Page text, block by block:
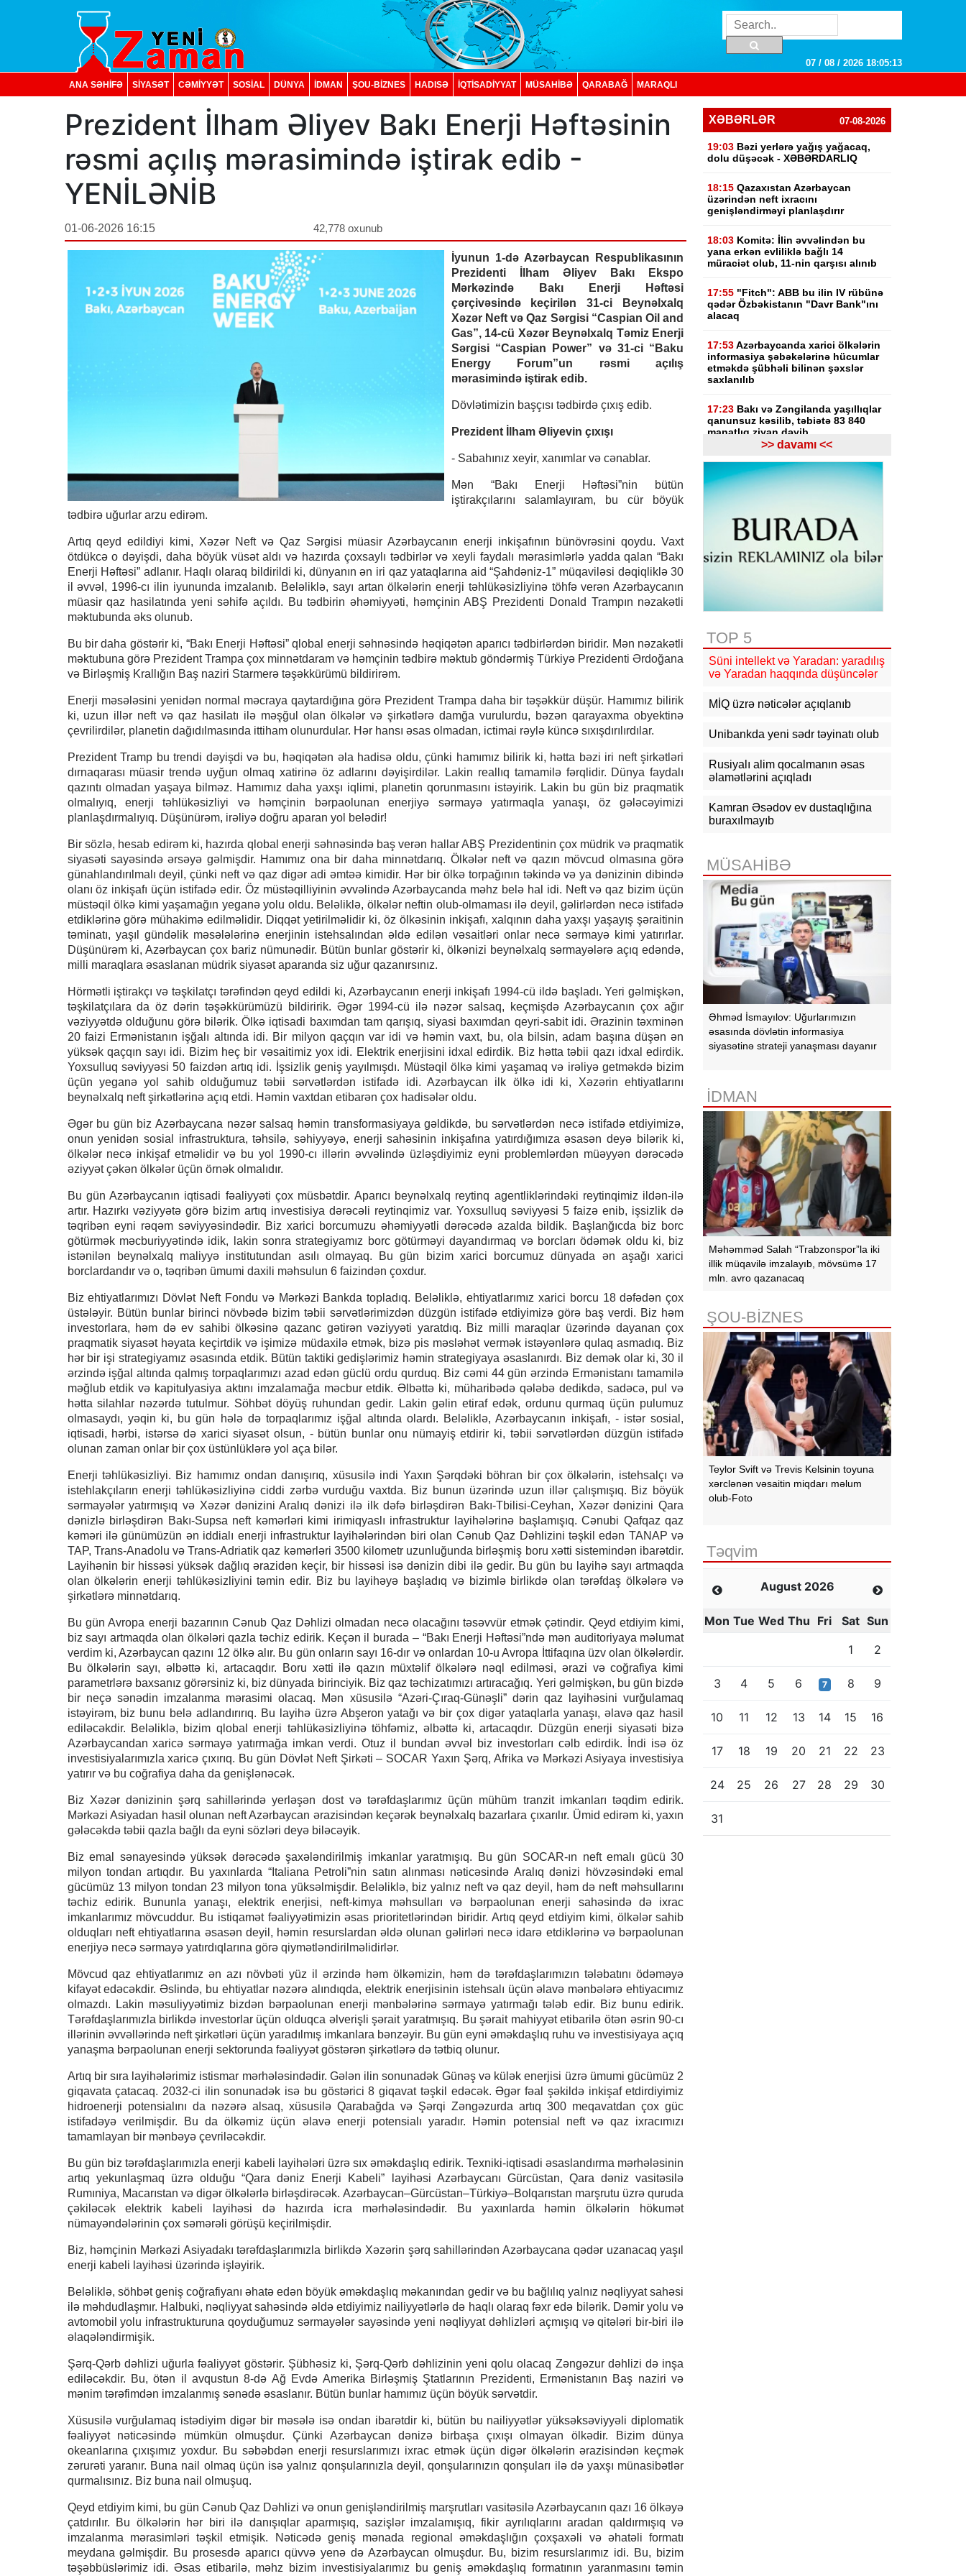
07 / 08 / 2026 18:05:14
ANA SƏHİFƏ SİYASƏT CƏMİYYƏT SOSIAL DÜNYA İDMAN ŞOU-BİZNES HADISƏ İQTISADIYYAT MÜSAHİBƏ QARABAĞ MARAQLI
Prezident İlham Əliyev Bakı Enerji Həftəsinin
rəsmi açılış mərasimində iştirak edib -
YENİLƏNİB
01-06-2026 16:15 42,778 oxunub
İyunun 1-də Azərbaycan Respublikasının
Prezidenti İlham Əliyev Bakı Ekspo
Mərkəzində Bakı Enerji Həftəsi
çərçivəsində keçirilən 31-ci Beynəlxalq
Xəzər Neft və Qaz Sərgisi “Caspian Oil and
Gas”, 14-cü Xəzər Beynəlxalq Təmiz Enerji
Sərgisi “Caspian Power” və 31-ci “Baku
Energy Forum”un rəsmi açılış
mərasimində iştirak edib.
Dövlətimizin başçısı tədbirdə çıxış edib.
Prezident İlham Əliyevin çıxışı
- Sabahınız xeyir, xanımlar və cənablar.
Mən “Bakı Enerji Həftəsi”nin bütün
iştirakçılarını salamlayıram, bu cür böyük
tədbirə uğurlar arzu edirəm.
Artıq qeyd edildiyi kimi, Xəzər Neft və Qaz Sərgisi müasir Azərbaycanın enerji inkişafının bünövrəsini qoydu. Vaxt
ötdükcə o dəyişdi, daha böyük vüsət aldı və hazırda çoxsaylı tədbirlər və xeyli faydalı mərasimlərlə yadda qalan “Bakı
Enerji Həftəsi” adlanır. Haqlı olaraq bildirildi ki, dünyanın ən iri qaz yataqlarına aid “Şahdəniz-1” müqaviləsi dəqiqliklə 30
il əvvəl, 1996-cı ilin iyununda imzalanıb. Beləliklə, sayı artan ölkələrin enerji təhlükəsizliyinə töhfə verən Azərbaycanın
müasir qaz hasilatında yeni səhifə açıldı. Bu tədbirin əhəmiyyəti, həmçinin ABŞ Prezidenti Donald Trampın nəzakətli
məktubunda əks olunub.
Bu bir daha göstərir ki, “Bakı Enerji Həftəsi” qlobal enerji səhnəsində həqiqətən aparıcı tədbirlərdən biridir. Mən nəzakətli
məktubuna görə Prezident Trampa çox minnətdaram və həmçinin tədbirə məktub göndərmiş Türkiyə Prezidenti Ərdoğana
və Birləşmiş Krallığın Baş naziri Starmerə təşəkkürümü bildirirəm.
Enerji məsələsini yenidən normal məcraya qaytardığına görə Prezident Trampa daha bir təşəkkür düşür. Hamımız bilirik
ki, uzun illər neft və qaz hasilatı ilə məşğul olan ölkələr və şirkətlərə damğa vurulurdu, bəzən qarayaxma obyektinə
çevrilirdilər, planetin dağıdılmasında ittiham olunurdular. Hər hansı əsas olmadan, ictimai rəylə küncə sıxışdırılırdılar.
Prezident Tramp bu trendi dəyişdi və bu, həqiqətən əla hadisə oldu, çünki hamımız bilirik ki, hətta bəzi iri neft şirkətləri
dırnaqarası müasir trendə uyğun olmaq xatirinə öz adlarını dəyişirdilər. Lakin reallıq tamamilə fərqlidir. Dünya faydalı
qazıntı olmadan yaşaya bilməz. Hamımız daha yaxşı iqlimi, planetin qorunmasını istəyirik. Lakin bu gün biz praqmatik
olmalıyıq, enerji təhlükəsizliyi və həmçinin bərpaolunan enerjiyə sərmayə yatırmaqla yanaşı, öz gələcəyimizi
planlaşdırmalıyıq. Düşünürəm, irəliyə doğru aparan yol belədir!
Bir sözlə, hesab edirəm ki, hazırda qlobal enerji səhnəsində baş verən hallar ABŞ Prezidentinin çox müdrik və praqmatik
siyasəti sayəsində ərsəyə gəlmişdir. Hamımız ona bir daha minnətdarıq. Ölkələr neft və qazın mövcud olmasına görə
günahlandırılmalı deyil, çünki neft və qaz digər adi əmtəə kimidir. Hər bir ölkə torpağının təkində və ya dənizinin dibində
olanı öz inkişafı üçün istifadə edir. Öz müstəqilliyinin əvvəlində Azərbaycanda məhz belə hal idi. Neft və qaz bizim üçün
müstəqil ölkə kimi yaşamağın yeganə yolu oldu. Beləliklə, ölkələr neftin olub-olmaması ilə deyil, gəlirlərdən necə istifadə
etdiklərinə görə mühakimə edilməlidir. Diqqət yetirilməlidir ki, öz ölkəsinin inkişafı, xalqının daha yaxşı yaşayış şəraitinin
təminatı, yaşıl gündəlik məsələlərinə enerjinin istehsalından əldə edilən vəsaitləri onlar necə sərmayə kimi yatırırlar.
Düşünürəm ki, Azərbaycan çox bariz nümunədir. Bütün bunlar göstərir ki, ölkənizi beynəlxalq sərmayələrə açıq edəndə,
milli maraqlara əsaslanan müdrik siyasət aparanda siz uğur qazanırsınız.
Hörmətli iştirakçı və təşkilatçı tərəfindən qeyd edildi ki, Azərbaycanın enerji inkişafı 1994-cü ildə başladı. Yeri gəlmişkən,
təşkilatçılara da öz dərin təşəkkürümüzü bildiririk. Əgər 1994-cü ilə nəzər salsaq, keçmişdə Azərbaycanın çox ağır
vəziyyətdə olduğunu görə bilərik. Ölkə iqtisadi baxımdan tam qarışıq, siyasi baxımdan qeyri-sabit idi. Ərazinin təxminən
20 faizi Ermənistanın işğalı altında idi. Bir milyon qaçqın var idi və həmin vaxt, bu, ola bilsin, adam başına düşən ən
yüksək qaçqın sayı idi. Bizim heç bir vəsaitimiz yox idi. Elektrik enerjisini idxal edirdik. Biz hətta təbii qazı idxal edirdik.
Yoxsulluq səviyyəsi 50 faizdən artıq idi. İşsizlik geniş yayılmışdı. Müstəqil ölkə kimi yaşamaq və irəliyə getməkdə bizim
üçün yeganə yol sahib olduğumuz təbii sərvətlərdən istifadə idi. Azərbaycan ilk ölkə idi ki, Xəzərin ehtiyatlarını
beynəlxalq neft şirkətlərinə açıq etdi. Həmin vaxtdan etibarən çox hadisələr oldu.
Əgər bu gün biz Azərbaycana nəzər salsaq həmin transformasiyaya gəldikdə, bu sərvətlərdən necə istifadə etdiyimizə,
onun yenidən sosial infrastruktura, təhsilə, səhiyyəyə, enerji sahəsinin inkişafına yatırdığımıza əsasən deyə bilərik ki,
ölkələr necə inkişaf etməlidir və bu yol 1990-cı illərin əvvəlində üzləşdiyimiz eyni problemlərdən müəyyən dərəcədə
əziyyət çəkən ölkələr üçün örnək olmalıdır.
Bu gün Azərbaycanın iqtisadi fəaliyyəti çox müsbətdir. Aparıcı beynəlxalq reytinq agentliklərindəki reytinqimiz ildən-ilə
artır. Hazırkı vəziyyətə görə bizim artıq investisiya dərəcəli reytinqimiz var. Yoxsulluq səviyyəsi 5 faizə enib, işsizlik də
təqribən eyni rəqəm səviyyəsindədir. Biz xarici borcumuzu əhəmiyyətli dərəcədə azalda bildik. Başlanğıcda biz borc
götürmək məcburiyyətində idik, lakin sonra strategiyamız borc götürməyi dayandırmaq və borcları ödəmək oldu ki, biz
istənilən beynəlxalq maliyyə institutundan asılı olmayaq. Bu gün bizim xarici borcumuz dünyada ən aşağı xarici
borclardandır və o, təqribən ümumi daxili məhsulun 6 faizindən çoxdur.
Biz ehtiyatlarımızı Dövlət Neft Fondu və Mərkəzi Bankda topladıq. Beləliklə, ehtiyatlarımız xarici borcu 18 dəfədən çox
üstələyir. Bütün bunlar birinci növbədə bizim təbii sərvətlərimizdən düzgün istifadə etdiyimizə görə baş verdi. Biz həm
investorlara, həm də ev sahibi ölkəsinə qazanc gətirən vəziyyəti yaratdıq. Biz milli maraqlar üzərində dayanan çox
praqmatik siyasət həyata keçirtdik və işimizə müdaxilə etmək, bizə pis məsləhət vermək istəyənlərə qulaq asmadıq. Biz
hər bir işi strategiyamız əsasında etdik. Bütün taktiki gedişlərimiz həmin strategiyaya əsaslanırdı. Biz demək olar ki, 30 il
ərzində işğal altında qalmış torpaqlarımızı azad edən güclü ordu qurduq. Biz cəmi 44 gün ərzində Ermənistanı tamamilə
məğlub etdik və kapitulyasiya aktını imzalamağa məcbur etdik. Əlbəttə ki, müharibədə qələbə dedikdə, sadəcə, pul və
hətta silahlar nəzərdə tutulmur. Söhbət döyüş ruhundan gedir. Lakin gəlin etiraf edək, ordunu qurmaq üçün pulumuz
olmasaydı, yəqin ki, bu gün hələ də torpaqlarımız işğal altında olardı. Beləliklə, Azərbaycanın inkişafı, - istər sosial,
iqtisadi, hərbi, istərsə də xarici siyasət olsun, - bütün bunlar onu nümayiş etdirir ki, təbii sərvətlərdən düzgün istifadə
olunan zaman onlar bir çox üstünlüklərə yol aça bilər.
Enerji təhlükəsizliyi. Biz hamımız ondan danışırıq, xüsusilə indi Yaxın Şərqdəki böhran bir çox ölkələrin, istehsalçı və
istehlakçıların enerji təhlükəsizliyinə ciddi zərbə vurduğu vaxtda. Biz bunun üzərində uzun illər çalışmışıq. Biz böyük
sərmayələr yatırmışıq və Xəzər dənizini Aralıq dənizi ilə ilk dəfə birləşdirən Bakı-Tbilisi-Ceyhan, Xəzər dənizini Qara
dənizlə birləşdirən Bakı-Supsa neft kəmərləri kimi irimiqyaslı infrastruktur layihələrinə başlamışıq. Cənubi Qafqaz qaz
kəməri ilə günümüzün ən iddialı enerji infrastruktur layihələrindən biri olan Cənub Qaz Dəhlizini təşkil edən TANAP və
TAP, Trans-Anadolu və Trans-Adriatik qaz kəmərləri 3500 kilometr uzunluğunda birləşmiş boru xətti sistemindən ibarətdir.
Layihənin bir hissəsi yüksək dağlıq ərazidən keçir, bir hissəsi isə dənizin dibi ilə gedir. Bu gün bu layihə sayı artmaqda
olan ölkələrin enerji təhlükəsizliyini təmin edir. Biz bu layihəyə başladıq və bizimlə birlikdə olan tərəfdaş ölkələrə və
şirkətlərə minnətdarıq.
Bu gün Avropa enerji bazarının Cənub Qaz Dəhlizi olmadan necə olacağını təsəvvür etmək çətindir. Qeyd etdiyim kimi,
biz sayı artmaqda olan ölkələri qazla təchiz edirik. Keçən il burada – “Bakı Enerji Həftəsi”ndə mən auditoriyaya məlumat
verdim ki, Azərbaycan qazını 12 ölkə alır. Bu gün onların sayı 16-dır və onlardan 10-u Avropa İttifaqına üzv olan ölkələrdir.
Bu ölkələrin sayı, əlbəttə ki, artacaqdır. Boru xətti ilə qazın müxtəlif ölkələrə nəql edilməsi, ərazi və coğrafiya kimi
parametrlərə baxsanız görərsiniz ki, biz dünyada birinciyik. Biz qaz təchizatımızı artıracağıq. Yeri gəlmişkən, bu gün bizdə
bir neçə sənədin imzalanma mərasimi olacaq. Mən xüsusilə “Azəri-Çıraq-Günəşli” dərin qaz layihəsini vurğulamaq
istəyirəm, biz bunu belə adlandırırıq. Bu layihə üzrə Abşeron yatağı və bir çox digər yataqlarla yanaşı, əlavə qaz hasil
ediləcəkdir. Beləliklə, bizim qlobal enerji təhlükəsizliyinə töhfəmiz, əlbəttə ki, artacaqdır. Düzgün enerji siyasəti bizə
Azərbaycandan xaricə sərmayə yatırmağa imkan verdi. Otuz il bundan əvvəl biz investorları cəlb edirdik. İndi isə öz
investisiyalarımızla xaricə çıxırıq. Bu gün Dövlət Neft Şirkəti – SOCAR Yaxın Şərq, Afrika və Mərkəzi Asiyaya investisiya
yatırır və bu coğrafiya daha da genişlənəcək.
Biz Xəzər dənizinin şərq sahillərində yerləşən dost və tərəfdaşlarımız üçün mühüm tranzit imkanları təqdim edirik.
Mərkəzi Asiyadan hasil olunan neft Azərbaycan ərazisindən keçərək beynəlxalq bazarlara çıxarılır. Ümid edirəm ki, yaxın
gələcəkdə təbii qazla bağlı da eyni sözləri deyə biləcəyik.
Biz emal sənayesində yüksək dərəcədə şaxələndirilmiş imkanlar yaratmışıq. Bu gün SOCAR-ın neft emalı gücü 30
milyon tondan artıqdır. Bu yaxınlarda “Italiana Petroli”nin satın alınması nəticəsində Aralıq dənizi hövzəsindəki emal
gücümüz 13 milyon tondan 23 milyon tona yüksəlmişdir. Beləliklə, biz yalnız neft və qaz deyil, həm də neft məhsullarını
təchiz edirik. Bununla yanaşı, elektrik enerjisi, neft-kimya məhsulları və bərpaolunan enerji sahəsində də ixrac
imkanlarımız mövcuddur. Bu istiqamət fəaliyyətimizin əsas prioritetlərindən biridir. Artıq qeyd etdiyim kimi, ölkələr sahib
olduqları neft ehtiyatlarına əsasən deyil, həmin resurslardan əldə olunan gəlirləri necə idarə etdiklərinə və bərpaolunan
enerjiyə necə sərmayə yatırdıqlarına görə qiymətləndirilməlidirlər.
Mövcud qaz ehtiyatlarımız ən azı növbəti yüz il ərzində həm ölkəmizin, həm də tərəfdaşlarımızın tələbatını ödəməyə
kifayət edəcəkdir. Əslində, bu ehtiyatlar nəzərə alındıqda, elektrik enerjisinin istehsalı üçün əlavə mənbələrə ehtiyacımız
olmazdı. Lakin məsuliyyətimiz bizdən bərpaolunan enerji mənbələrinə sərmayə yatırmağı tələb edir. Biz bunu edirik.
Tərəfdaşlarımızla birlikdə investorlar üçün olduqca əlverişli şərait yaratmışıq. Bu şərait mahiyyət etibarilə ötən əsrin 90-cı
illərinin əvvəllərində neft şirkətləri üçün yaradılmış imkanlara bənzəyir. Bu gün eyni əməkdaşlıq ruhu və investisiyaya açıq
yanaşma bərpaolunan enerji sektorunda fəaliyyət göstərən şirkətlərə də tətbiq olunur.
Artıq bir sıra layihələrimiz istismar mərhələsindədir. Gələn ilin sonunadək Günəş və külək enerjisi üzrə ümumi gücümüz 2
giqavata çatacaq. 2032-ci ilin sonunadək isə bu göstərici 8 giqavat təşkil edəcək. Əgər fəal şəkildə inkişaf etdirdiyimiz
hidroenerji potensialını da nəzərə alsaq, xüsusilə Qarabağda və Şərqi Zəngəzurda artıq 300 meqavatdan çox güc
istifadəyə verilmişdir. Bu da ölkəmiz üçün əlavə enerji potensialı yaradır. Həmin potensial neft və qaz ixracımızı
tamamlayan bir mənbəyə çevriləcəkdir.
Bu gün biz tərəfdaşlarımızla enerji kabeli layihələri üzrə sıx əməkdaşlıq edirik. Texniki-iqtisadi əsaslandırma mərhələsinin
artıq yekunlaşmaq üzrə olduğu “Qara dəniz Enerji Kabeli” layihəsi Azərbaycanı Gürcüstan, Qara dəniz vasitəsilə
Rumıniya, Macarıstan və digər ölkələrlə birləşdirəcək. Azərbaycan–Gürcüstan–Türkiyə–Bolqarıstan marşrutu üzrə quruda
çəkiləcək elektrik kabeli layihəsi də hazırda icra mərhələsindədir. Bu yaxınlarda həmin ölkələrin hökumət
nümayəndələrinin çox səmərəli görüşü keçirilmişdir.
Biz, həmçinin Mərkəzi Asiyadakı tərəfdaşlarımızla birlikdə Xəzərin şərq sahillərindən Azərbaycana qədər uzanacaq yaşıl
enerji kabeli layihəsi üzərində işləyirik.
Beləliklə, söhbət geniş coğrafiyanı əhatə edən böyük əməkdaşlıq məkanından gedir və bu bağlılıq yalnız nəqliyyat sahəsi
ilə məhdudlaşmır. Halbuki, nəqliyyat sahəsində əldə etdiyimiz nailiyyətlərlə də haqlı olaraq fəxr edə bilərik. Dəmir yolu və
avtomobil yolu infrastrukturuna qoyduğumuz sərmayələr sayəsində yeni nəqliyyat dəhlizləri açmışıq və qitələri bir-biri ilə
əlaqələndirmişik.
Şərq-Qərb dəhlizi uğurla fəaliyyət göstərir. Şübhəsiz ki, Şərq-Qərb dəhlizinin yeni qolu olacaq Zəngəzur dəhlizi də inşa
ediləcəkdir. Bu, ötən il avqustun 8-də Ağ Evdə Amerika Birləşmiş Ştatlarının Prezidenti, Ermənistanın Baş naziri və
mənim tərəfimdən imzalanmış sənədə əsaslanır. Bütün bunlar hamımız üçün böyük sərvətdir.
Xüsusilə vurğulamaq istədiyim digər bir məsələ isə ondan ibarətdir ki, bütün bu nailiyyətlər yüksəksəviyyəli diplomatik
fəaliyyət nəticəsində mümkün olmuşdur. Çünki Azərbaycan dənizə birbaşa çıxışı olmayan ölkədir. Bizim dünya
okeanlarına çıxışımız yoxdur. Bu səbəbdən enerji resurslarımızı ixrac etmək üçün digər ölkələrin ərazisindən keçmək
zərurəti yaranır. Buna nail olmaq üçün isə yalnız qonşularınızla deyil, qonşularınızın qonşuları ilə də yaxşı münasibətlər
qurmalısınız. Biz buna nail olmuşuq.
Qeyd etdiyim kimi, bu gün Cənub Qaz Dəhlizi və onun genişləndirilmiş marşrutları vasitəsilə Azərbaycanın qazı 16 ölkəyə
çatdırılır. Bu ölkələrin hər biri ilə danışıqlar aparmışıq, sazişlər imzalamışıq, fikir ayrılıqlarını aradan qaldırmışıq və
imzalanma mərasimləri təşkil etmişik. Nəticədə geniş mənada regional əməkdaşlığın çoxşaxəli və əhatəli formatı
meydana gəlmişdir. Bu prosesdə aparıcı qüvvə yenə də Azərbaycan olmuşdur. Bu, bizim resurslarımız idi. Bu, bizim
təşəbbüslərimiz idi. Əsas etibarilə, məhz bizim investisiyalarımız bu geniş əməkdaşlıq formatının yaranmasını təmin
XƏBƏRLƏR 07-08-2026
19:03 Bəzi yerlərə yağış yağacaq,
dolu düşəcək - XƏBƏRDARLIQ
18:15 Qazaxıstan Azərbaycan
üzərindən neft ixracını
genişləndirməyi planlaşdırır
18:03 Komitə: İlin əvvəlindən bu
yana erkən evliliklə bağlı 14
müraciət olub, 11-nin qarşısı alınıb
17:55 "Fitch": ABB bu ilin IV rübünə
qədər Özbəkistanın "Davr Bank"ını
alacaq
17:53 Azərbaycanda xarici ölkələrin
informasiya şəbəkələrinə hücumlar
etməkdə şübhəli bilinən şəxslər
saxlanılıb
17:23 Bakı və Zəngilanda yaşıllıqlar
qanunsuz kəsilib, təbiətə 83 840
manatlıq ziyan dəyib
17:09 Bakıda estetik əməliyyatdan
sonra pasiyentin ölüm faktı üzrə
araşdırma başlayıb
aldadan şəxs saxlanılıb
16:39 Səfərbərlik Xidmətinin
rüşvətlə bağlı həbs olunan 3
16:10 Jurnalistika ixtisası üzrə
qabiliyyət imtahanının nəticələri
açıqlanıb
15:50 Ədliyyə naziri Lerik rayonunda
vətəndaşları qəbul edib
15:24 Bakının mərkəzində 3
söndürülüb, 2 nəfər tüstüdən
zəhərlənib
15:02 Ukrayna aqrar sektora yardım
üçün Aİ-dən 220 milyon avro istəyir
və Pakistan Məkkə Sazişini
imzalayıb: Üzvlərdən birinə hücum
hamısına hücum sayılacaq
>> davamı <<
TOP 5
Süni intellekt və Yaradan: yaradılış
və Yaradan haqqında düşüncələr
MİQ üzrə nəticələr açıqlanıb
Unibankda yeni sədr təyinatı olub
Rusiyalı alim qocalmanın əsas
əlamətlərini açıqladı
Kamran Əsədov ev dustaqlığına
buraxılmayıb
MÜSAHİBƏ
Əhməd İsmayılov: Uğurlarımızın
əsasında dövlətin informasiya
siyasətinə strateji yanaşması dayanır
İDMAN
Məhəmməd Salah “Trabzonspor”la iki
illik müqavilə imzalayıb, mövsümə 17
mln. avro qazanacaq
ŞOU-BİZNES
Teylor Svift və Trevis Kelsinin toyuna
xərclənən vəsaitin miqdarı məlum
olub-Foto
Təqvim
August 2026
Mon Tue Wed Thu Fri Sat Sun
1
2
3 4 5 6 7 8 9
10 11 12 13 14 15 16
17 18 19 20 21 22 23
24 25 26 27 28 29 30
31